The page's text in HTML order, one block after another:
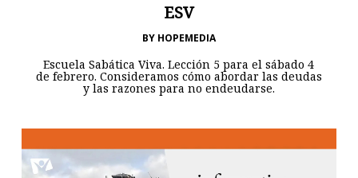
ESV
BY HOPEMEDIA
Escuela Sabática Viva. Lección 5 para el sábado 4
de febrero. Consideramos cómo abordar las deudas
y las razones para no endeudarse.